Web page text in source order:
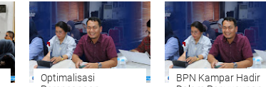
Tanah Setiap Sabtu
dan Minggu
Mudah, Cepat, dan
Fleksibel
Optimalisasi
BPN Kampar Hadir